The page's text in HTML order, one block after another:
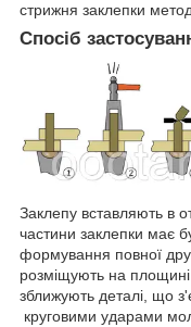
стрижня заклепки
Спосіб
Заклепу вставляють в
частини заклепки має
формування повної
розміщують на
зближують деталі, що
круговими ударами